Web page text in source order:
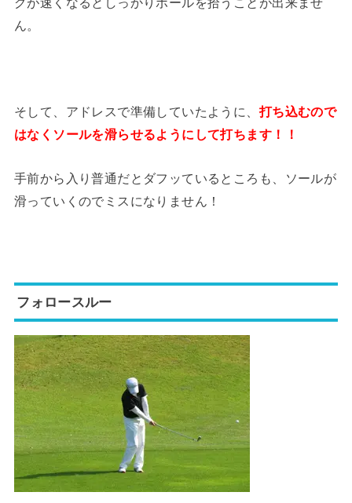
ん。
そして、アドレスで準備していたように、打ち込むので
はなくソールを滑らせるようにして打ちます！！
手前から入り普通だとダフッているところも、ソールが
滑っていくのでミスになりません！
フォロースルー